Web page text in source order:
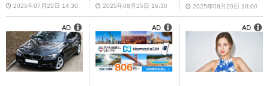
円 「人口は少ない
けど民度は良い」
「運要素が良い意味
で皆無な神ゲー」
2025年07月25日 14:30 2025年08月25日 16:30
「雰囲気が好き」
2025年08月29日 18:00
AD AD AD